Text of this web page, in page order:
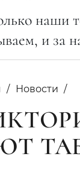
наши
и за
Новости